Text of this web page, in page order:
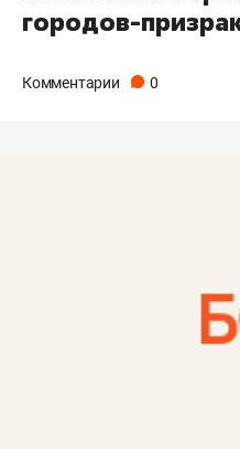
городов-
Комментарии 0